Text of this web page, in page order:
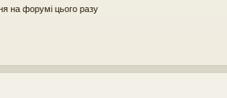
на форумі цього разу